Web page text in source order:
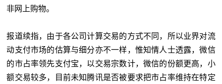
非网上购物。
报道续指，由于各公司计算交易的方式不同，所以业界对流
动支付市场的估算与细分亦不一样，惟知情人士透露，微信
的市占率领先支付宝，以交易宗数计，微信的份额更高，小
额交易较多，目前未知腾讯是否被要求把市占率维持在特定